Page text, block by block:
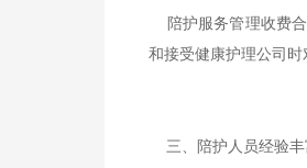
陪护服务管理收费合
和接受健康护理公司
三、陪护人员经验丰